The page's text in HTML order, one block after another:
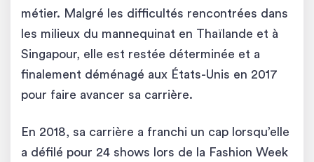
métier. Malgré les difficultés rencontrées dans
les milieux du mannequinat en Thaïlande et à
Singapour, elle est restée déterminée et a
finalement déménagé aux États-Unis en 2017
pour faire avancer sa carrière.
En 2018, sa carrière a franchi un cap lorsqu’elle
a défilé pour 24 shows lors de la Fashion Week